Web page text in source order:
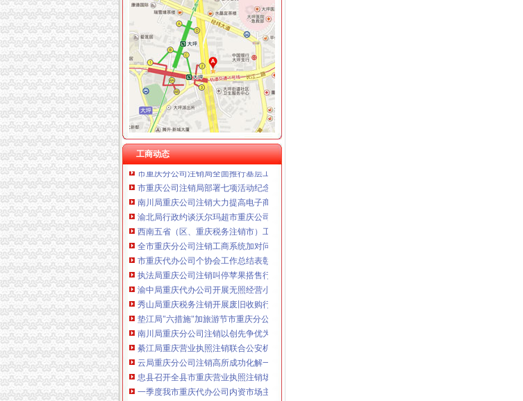
重庆国洪体育设施有限公司
重庆星竣贸易有限责任公司 渝中100万 （进出口权）
重庆海谛升进出口贸易有限公司 渝北100万 （进出口权）
重庆奕欣锦诚商贸有限公司 渝九50万 （工商注册）
重庆信同广告有限公司 渝沙50万 （工商注册）
重庆三虹房地产营销策划有限公司
重庆宝鹰汽车销售有限公司
工商动态
工商动态
忠县人民追加财政配套资金420万元助推微企发展试点工作
我市重庆分公司注销出台在校大创办微型企业相关办法
宣教处精心组织全市重庆营业执照注销工商工作会议宣服务工作
忠县局重庆代办公司新立所倾力助推个经济发展见成效
市重庆代办公司局坚持推进区县局局长述职述廉汇报制度建设
市工商局“送教上门”重庆营业执照注销培训会在铜梁成功举行
市重庆代办公司工商局制定2011年民主评议政风行风工作实施方案
渝中区工商分局重庆公司注销狠抓拍卖监管
酉县委组织部部长陶于祥到酉工商局重庆公司注销调研非公建工作
市重庆分公司注销局全面推行基层工商所纪检监察员制度
市重庆公司注销局部署七项活动纪念建90周年
南川局重庆公司注销大力提高电子商务巡查效率
渝北局行政约谈沃尔玛超市重庆公司注销指出五点问题
西南五省（区、重庆税务注销市）工商部门签订垄断与不正当竞争执法区域合作协议
全市重庆分公司注销工商系统加对问题锦湖轮胎退市监管工作
市重庆代办公司个协会工作总结表彰大会暨第二次会员代表大会成功召开
执法局重庆公司注销叫停苹果搭售行为维护消费者权益
渝中局重庆代办公司开展无照经营小旅馆专项取缔行动
秀山局重庆税务注销开展废旧收购行业专项整
垫江局"六措施"加旅游节市重庆分公司注销场监管
南川局重庆分公司注销以创先争优为载体服务新农村建设成效明显
綦江局重庆营业执照注销联合公安机关端掉一销窝点
云局重庆分公司注销高所成功化解一起群体消费纠纷
忠县召开全县市重庆营业执照注销场主体发展暨商标战略实施推进大会
一季度我市重庆代办公司内资市场主体平稳较快发展
城口局重庆营业执照注销向全县群众公开作出工作承诺